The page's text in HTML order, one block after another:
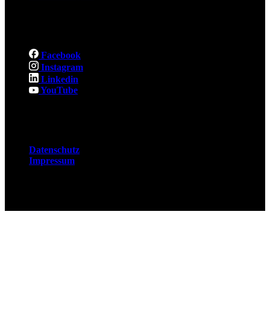
Facebook
Instagram
Linkedin
YouTube
Datenschutz
Impressum